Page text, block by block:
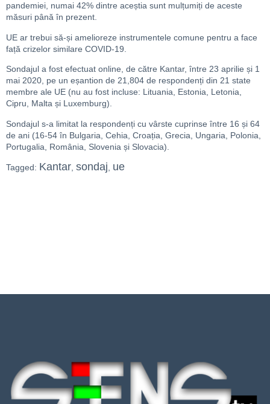
pandemiei, numai 42% dintre aceștia sunt mulțumiți de aceste
măsuri până în prezent.
UE ar trebui să-și amelioreze instrumentele comune pentru a face
față crizelor similare COVID-19.
Sondajul a fost efectuat online, de către Kantar, între 23 aprilie și 1
mai 2020, pe un eșantion de 21,804 de respondenți din 21 state
membre ale UE (nu au fost incluse: Lituania, Estonia, Letonia,
Cipru, Malta și Luxemburg).
Sondajul s-a limitat la respondenți cu vârste cuprinse între 16 și 64
de ani (16-54 în Bulgaria, Cehia, Croația, Grecia, Ungaria, Polonia,
Portugalia, România, Slovenia și Slovacia).
Tagged: Kantar sondaj ue